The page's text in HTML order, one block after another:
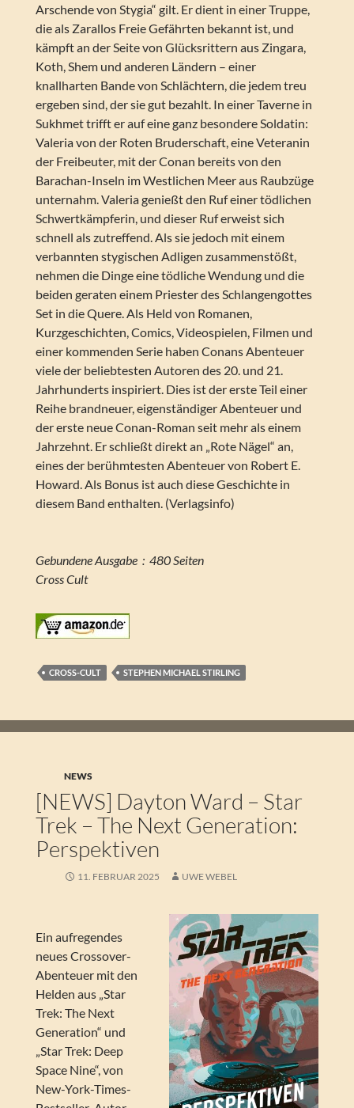
Arschende von Stygia“ gilt. Er dient in einer Truppe,
die als Zarallos Freie Gefährten bekannt ist, und
kämpft an der Seite von Glücksrittern aus Zingara,
Koth, Shem und anderen Ländern – einer
knallharten Bande von Schlächtern, die jedem treu
ergeben sind, der sie gut bezahlt. In einer Taverne in
Sukhmet trifft er auf eine ganz besondere Soldatin:
Valeria von der Roten Bruderschaft, eine Veteranin
der Freibeuter, mit der Conan bereits von den
Barachan-Inseln im Westlichen Meer aus Raubzüge
unternahm. Valeria genießt den Ruf einer tödlichen
Schwertkämpferin, und dieser Ruf erweist sich
schnell als zutreffend. Als sie jedoch mit einem
verbannten stygischen Adligen zusammenstößt,
nehmen die Dinge eine tödliche Wendung und die
beiden geraten einem Priester des Schlangengottes
Set in die Quere. Als Held von Romanen,
Kurzgeschichten, Comics, Videospielen, Filmen und
einer kommenden Serie haben Conans Abenteuer
viele der beliebtesten Autoren des 20. und 21.
Jahrhunderts inspiriert. Dies ist der erste Teil einer
Reihe brandneuer, eigenständiger Abenteuer und
der erste neue Conan-Roman seit mehr als einem
Jahrzehnt. Er schließt direkt an „Rote Nägel“ an,
eines der berühmtesten Abenteuer von Robert E.
Howard. Als Bonus ist auch diese Geschichte in
diesem Band enthalten. (Verlagsinfo)
Gebundene Ausgabe ‏ : ‎ 480 Seiten
Cross Cult
CROSS-CULT STEPHEN MICHAEL STIRLING
NEWS
[NEWS] Dayton Ward – Star
Trek – The Next Generation:
Perspektiven
11. FEBRUAR 2025 UWE WEBEL
Ein aufregendes
neues Crossover-
Abenteuer mit den
Helden aus „Star
Trek: The Next
Generation“ und
„Star Trek: Deep
Space Nine“, von
New-York-Times-